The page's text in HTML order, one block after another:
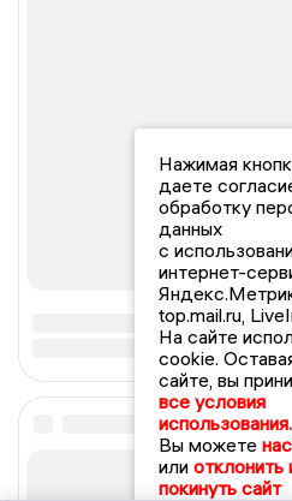
Нажимая
даете
обработку
данных
с
интернет-
top.mail.ru,
На сайте
cookie.
сайте, вы
все условия
использования.
Вы можете
или отклонить
покинуть сайт